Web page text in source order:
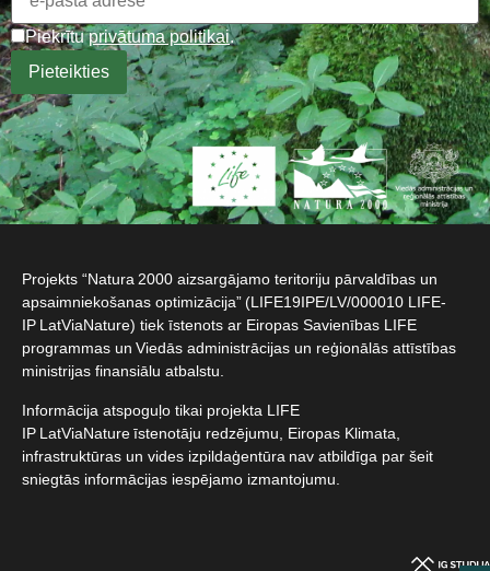
Piekrītuprivātuma politikai.
Projekts “Natura 2000 aizsargājamo teritoriju pārvaldības un
apsaimniekošanas optimizācija” (LIFE19IPE/LV/000010 LIFE-
IP LatViaNature) tiek īstenots ar Eiropas Savienības LIFE
programmas un Viedās administrācijas un reģionālās attīstības
ministrijas finansiālu atbalstu.​
Informācija atspoguļo tikai projekta LIFE
IP LatViaNature īstenotāju redzējumu, Eiropas Klimata,
infrastruktūras un vides izpildaģentūra nav atbildīga par šeit
sniegtās informācijas iespējamo izmantojumu.​